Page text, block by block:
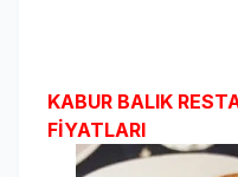
KABUR BALIK
FİYATLARI